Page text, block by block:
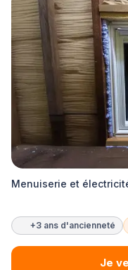
Menuiserie et
+3 ans d'ancienneté
Je